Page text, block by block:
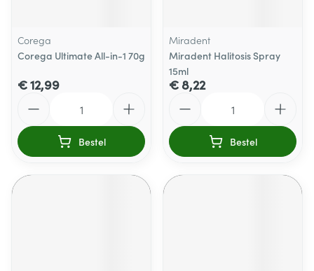
Corega
Corega Ultimate All-in-1 70g
€ 12,99
Bestel
Miradent
Miradent Halitosis Spray
15ml
€ 8,22
Bestel